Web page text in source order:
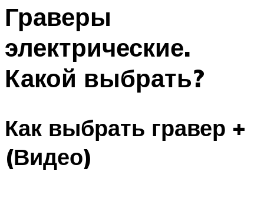
Граверы
электрические.
Какой выбрать?
Как выбрать гравер +
(Видео)